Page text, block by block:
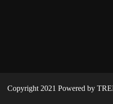
Copyright 2021 Powered by